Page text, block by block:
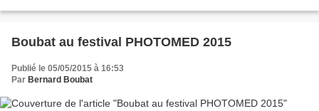
Boubat au festival PHOTOMED 2015
Publié le 05/05/2015 à 16:53
Par Bernard Boubat